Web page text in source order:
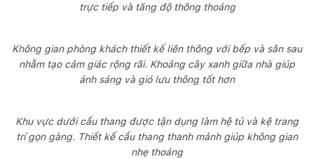
trực tiếp và tăng độ thông thoáng
Không gian phòng khách thiết kế liên thông với bếp và sân sau
nhằm tạo cảm giác rộng rãi. Khoảng cây xanh giữa nhà giúp
ánh sáng và gió lưu thông tốt hơn
Khu vực dưới cầu thang được tận dụng làm hệ tủ và kệ trang
trí gọn gàng. Thiết kế cầu thang thanh mảnh giúp không gian
nhẹ thoáng